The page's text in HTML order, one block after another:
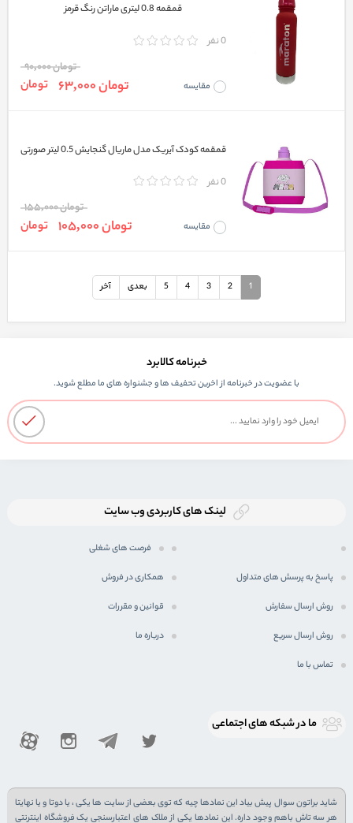
قمقمه 0.8 لیتری ماراتن رنگ قرمز
0 نفر
مقایسه
تومان 90,000
تومان 63,000 تومان
قمقمه کودک آیریک مدل ماریال گنجایش 0.5 لیتر صورتی
0 نفر
مقایسه
تومان 155,000
تومان 105,000 تومان
1
2
3
4
5 بعدی آخر
خبرنامه کالابرد
با عضویت در خبرنامه از اخرین تحفیف ها و جشنواره های ما مطلع شوید.
لینک های کاربردی وب سایت
فرصت های شغلی
پاسخ به پرسش های متداول همکاری در فروش
روش ارسال سفارش قوانین و مقررات
روش ارسال سریع درباره ما
تماس با ما
ما در شبكه های اجتماعی
شاید براتون سوال پیش بیاد این نمادها چیه که توی بعضی از سایت ها یکی ، یا دوتا و یا نهایتا
هر سه تاش باهم وجود داره. این نمادها یکی از ملاک های اعتبارسنجی یک فروشگاه اینترنتی